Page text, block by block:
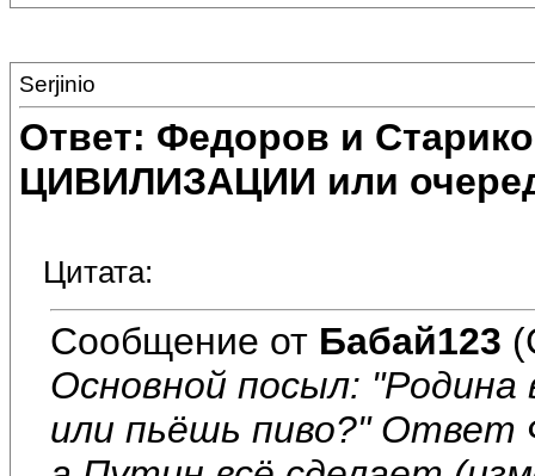
Serjinio
Ответ: Федоров и
ЦИВИЛИЗАЦИИ или
Цитата:
Сообщение от Бабай123
Основной посыл:
или пьёшь пиво?" Ответ